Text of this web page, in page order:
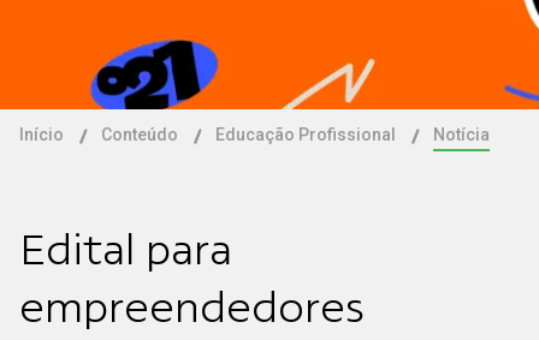
Início Conteúdo Educação Profissional Notícia
Edital para
empreendedores